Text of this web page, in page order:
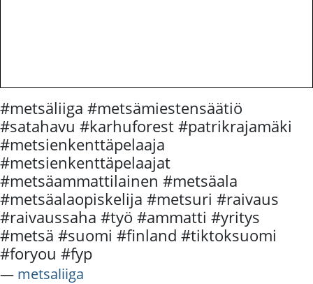
#metsäliiga #metsämiestensäätiö
#satahavu #karhuforest #patrikrajamäki
#metsienkenttäpelaaja
#metsienkenttäpelaajat
#metsäammattilainen #metsäala
#metsäalaopiskelija #metsuri #raivaus
#raivaussaha #työ #ammatti #yritys
#metsä #suomi #finland #tiktoksuomi
#foryou #fyp
― metsaliiga